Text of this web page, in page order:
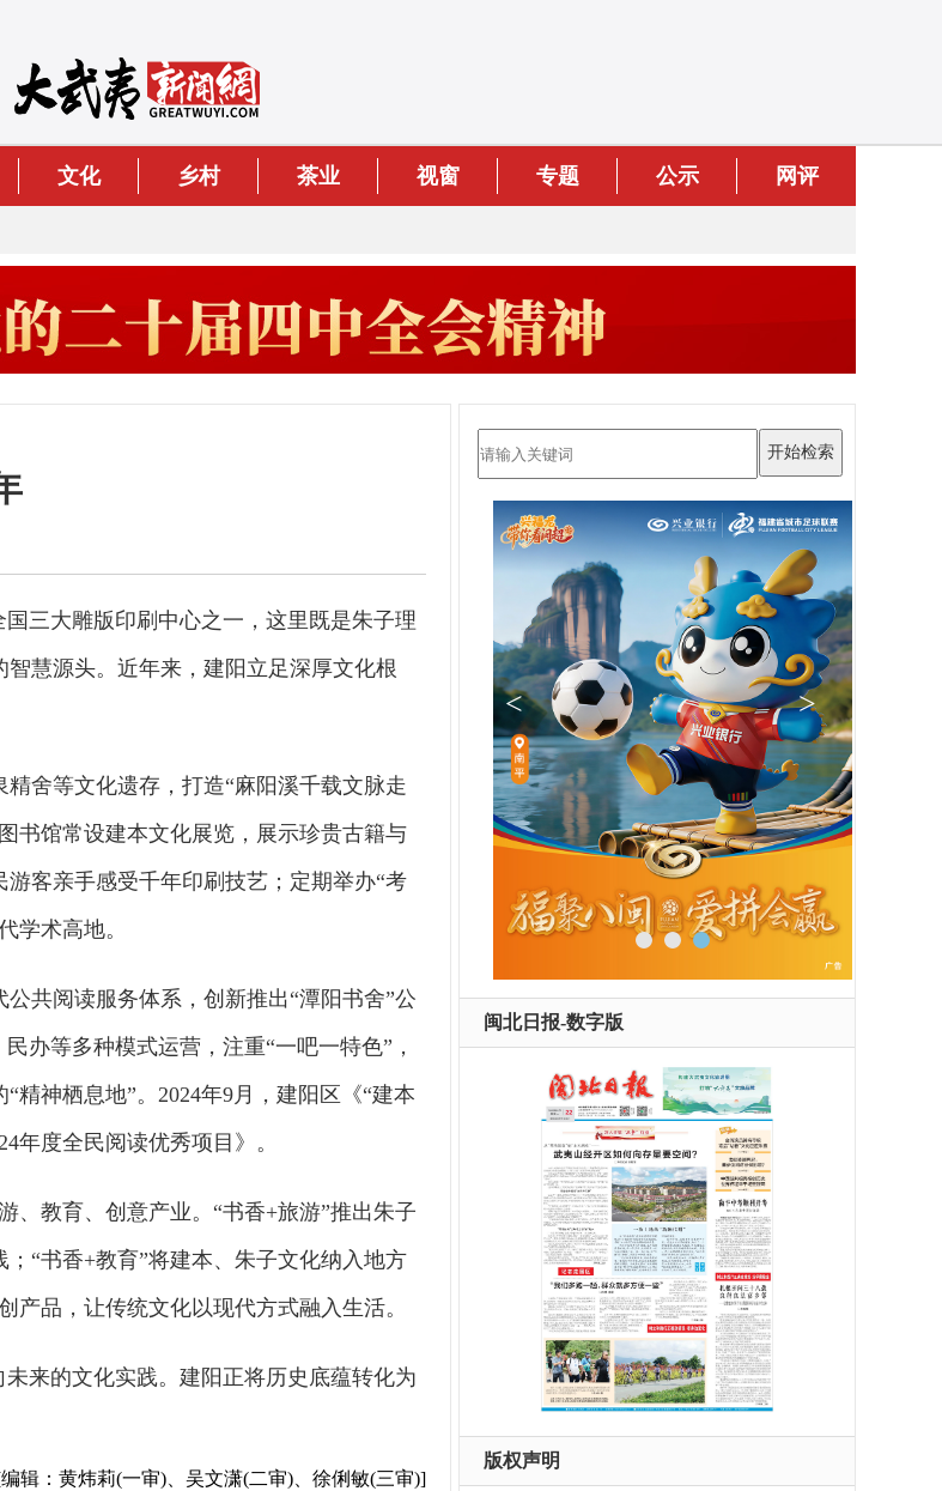
文化 乡村 茶业 视窗 专题 公示 网评
三大雕版印刷中心之一，这里既是朱子理
慧源头。近年来，建阳立足深厚文化根
舍等文化遗存，打造“麻阳溪千载文脉走
书馆常设建本文化展览，展示珍贵古籍与
客亲手感受千年印刷技艺；定期举办“考
学术高地。
共阅读服务体系，创新推出“潭阳书舍”公
办等多种模式运营，注重“一吧一特色”，
神栖息地”。2024年9月，建阳区《“建本
年度全民阅读优秀项目》。
、教育、创意产业。“书香+旅游”推出朱子
“书香+教育”将建本、朱子文化纳入地方
产品，让传统文化以现代方式融入生活。
来的文化实践。建阳正将历史底蕴转化为
辑：黄炜莉(一审)、吴文潇(二审)、徐俐敏(三审)]
闽北日报-数字版
版权声明